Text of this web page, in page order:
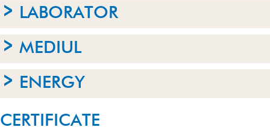
LABORATOR
MEDIUL
ENERGY
CERTIFICATE